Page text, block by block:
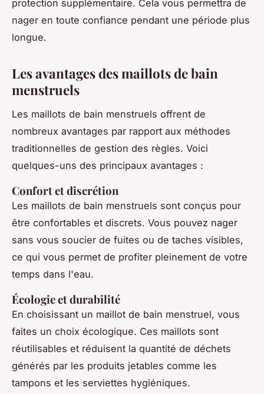
protection supplémentaire. Cela vous permettra de
nager en toute confiance pendant une période plus
longue.
Les avantages des maillots de bain
menstruels
Les maillots de bain menstruels offrent de
nombreux avantages par rapport aux méthodes
traditionnelles de gestion des règles. Voici
quelques-uns des principaux avantages :
Confort et discrétion
Les maillots de bain menstruels sont conçus pour
être confortables et discrets. Vous pouvez nager
sans vous soucier de fuites ou de taches visibles,
ce qui vous permet de profiter pleinement de votre
temps dans l'eau.
Écologie et durabilité
En choisissant un maillot de bain menstruel, vous
faites un choix écologique. Ces maillots sont
réutilisables et réduisent la quantité de déchets
générés par les produits jetables comme les
tampons et les serviettes hygiéniques.